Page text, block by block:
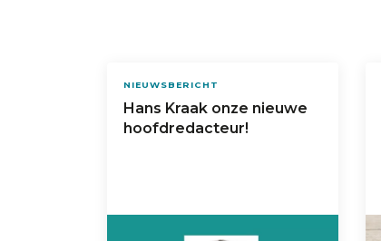
NIEUWSBERICHT
Hans Kraak onze nieuwe
hoofdredacteur!